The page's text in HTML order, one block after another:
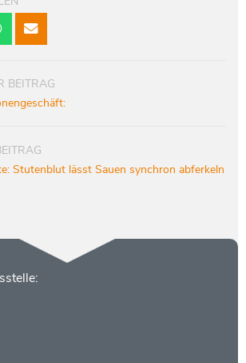
BEITRAG
Stutenblut lässt Sauen synchron abferkeln